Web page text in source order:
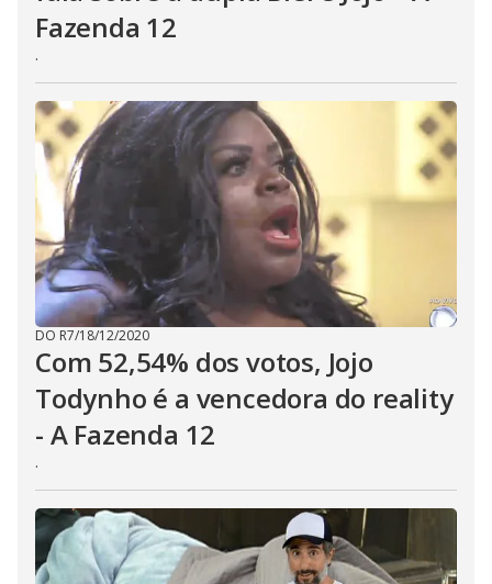
Fazenda 12
.
DO R7/18/12/2020
Com 52,54% dos votos, Jojo
Todynho é a vencedora do reality
- A Fazenda 12
.